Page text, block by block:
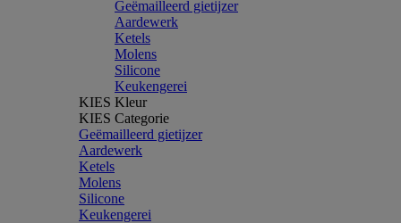
Geëmailleerd gietijzer
Aardewerk
Ketels
Molens
Silicone
Keukengerei
KIES Kleur
KIES Categorie
Geëmailleerd gietijzer
Aardewerk
Ketels
Molens
Silicone
Keukengerei